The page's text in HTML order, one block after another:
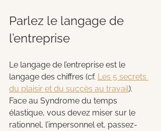
Parlez le langage de
l’entreprise
Le langage de l’entreprise est le
langage des chiffres (cf. Les 5 secrets
du plaisir et du succès au travail).
Face au Syndrome du temps
élastique, vous devez miser sur le
rationnel, l’impersonnel et, passez-